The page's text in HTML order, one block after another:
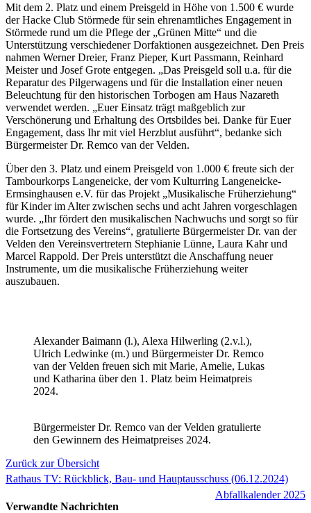
Mit dem 2. Platz und einem Preisgeld in Höhe von 1.500 € wurde
der Hacke Club Störmede für sein ehrenamtliches Engagement in
Störmede rund um die Pflege der „Grünen Mitte“ und die
Unterstützung verschiedener Dorfaktionen ausgezeichnet. Den Preis
nahmen Werner Dreier, Franz Pieper, Kurt Passmann, Reinhard
Meister und Josef Grote entgegen. „Das Preisgeld soll u.a. für die
Reparatur des Pilgerwagens und für die Installation einer neuen
Beleuchtung für den historischen Torbogen am Haus Nazareth
verwendet werden. „Euer Einsatz trägt maßgeblich zur
Verschönerung und Erhaltung des Ortsbildes bei. Danke für Euer
Engagement, dass Ihr mit viel Herzblut ausführt“, bedanke sich
Bürgermeister Dr. Remco van der Velden.
Über den 3. Platz und einem Preisgeld von 1.000 € freute sich der
Tambourkorps Langeneicke, der vom Kulturring Langeneicke-
Ermsinghausen e.V. für das Projekt „Musikalische Früherziehung“
für Kinder im Alter zwischen sechs und acht Jahren vorgeschlagen
wurde. „Ihr fördert den musikalischen Nachwuchs und sorgt so für
die Fortsetzung des Vereins“, gratulierte Bürgermeister Dr. van der
Velden den Vereinsvertretern Stephianie Lünne, Laura Kahr und
Marcel Rappold. Der Preis unterstützt die Anschaffung neuer
Instrumente, um die musikalische Früherziehung weiter
auszubauen.
Alexander Baimann (l.), Alexa Hilwerling (2.v.l.),
Ulrich Ledwinke (m.) und Bürgermeister Dr. Remco
van der Velden freuen sich mit Marie, Amelie, Lukas
und Katharina über den 1. Platz beim Heimatpreis
2024.
Bürgermeister Dr. Remco van der Velden gratulierte
den Gewinnern des Heimatpreises 2024.
Zurück zur Übersicht
Rathaus TV: Rückblick, Bau- und Hauptausschuss (06.12.2024)
Abfallkalender 2025
Verwandte Nachrichten